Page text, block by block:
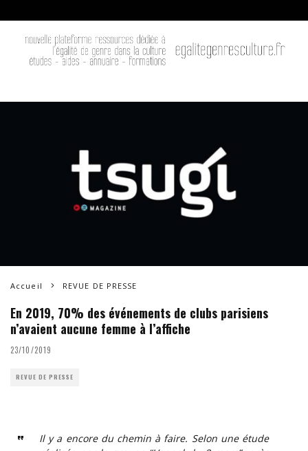
Accueil REVUE DE PRESSE
En 2019, 70% des événements de clubs parisiens
n’avaient aucune femme à l’affiche
23/10/2019
REVUE DE PRESSE
Il y a encore du chemin à faire. Selon une étude